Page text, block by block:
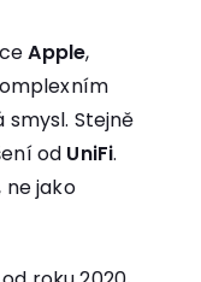
Apple,
Stejně
od UniFi.
jako